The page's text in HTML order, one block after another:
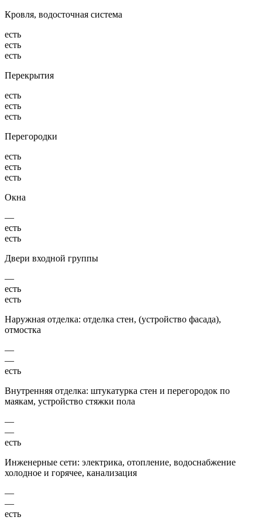
Кровля, водосточная система
есть
есть
есть
Перекрытия
есть
есть
есть
Перегородки
есть
есть
есть
Окна
—
есть
есть
Двери входной группы
—
есть
есть
Наружная отделка: отделка стен, (устройство фасада),
отмостка
—
—
есть
Внутренняя отделка: штукатурка стен и перегородок по
маякам, устройство стяжки пола
—
—
есть
Инженерные сети: электрика, отопление, водоснабжение
холодное и горячее, канализация
—
—
есть